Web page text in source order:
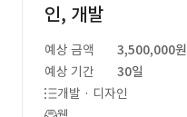
인, 개발
예상 금액
3,500,000원
예상 기간
30일
개발 · 디자인